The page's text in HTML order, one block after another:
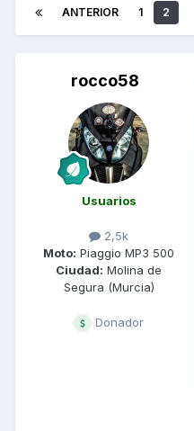
ANTERIOR 1 2
rocco58
Usuarios
2,5k
Moto: Piaggio MP3 500
Ciudad: Molina de
Segura (Murcia)
Donador